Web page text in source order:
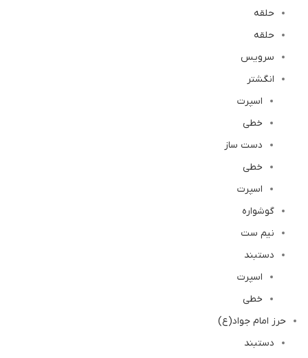
حلقه
حلقه
سرویس
انگشتر
اسپرت
خطی
دست ساز
خطی
اسپرت
گوشواره
نیم ست
دستبند
اسپرت
خطی
حرز امام جواد(ع)
دستبند